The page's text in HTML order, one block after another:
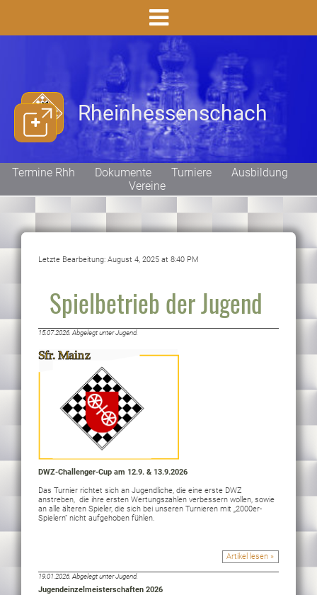
Rheinhessenschach
Termine Rhh Dokumente Turniere
Ausbildung
Vereine
Letzte Bearbeitung: August 4, 2025 at 8:40 PM
Spielbetrieb der Jugend
15.07.2026. Abgelegt unter Jugend.
DWZ-Challenger-Cup am 12.9. & 13.9.2026
Das Turnier richtet sich an Jugendliche, die eine erste DWZ
anstreben, die ihre ersten Wertungszahlen verbessern wollen, sowie
an alle älteren Spieler, die sich bei unseren Turnieren mit „2000er-
Spielern“ nicht aufgehoben fühlen.
Artikel lesen »
19.01.2026. Abgelegt unter Jugend.
Jugendeinzelmeisterschaften 2026